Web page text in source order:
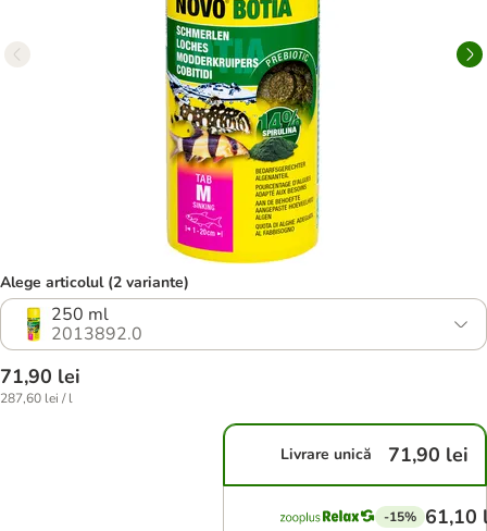
Alege articolul (2 variante)
250 ml
2013892.0
71,90 lei
287,60 lei / l
Livrare unică 71,90 lei
-15% 61,10